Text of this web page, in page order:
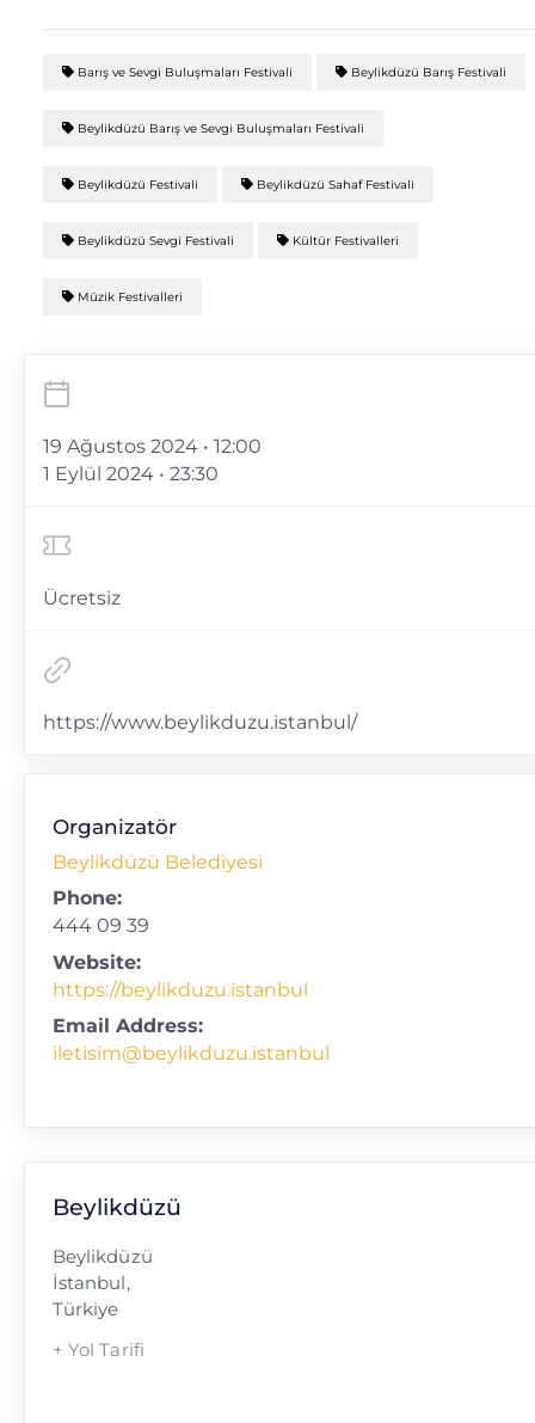
Barış ve Sevgi Buluşmaları Festivali Beylikdüzü Barış Festivali
Beylikdüzü Barış ve Sevgi Buluşmaları Festivali
Beylikdüzü Festivali Beylikdüzü Sahaf Festivali
Beylikdüzü Sevgi Festivali Kültür Festivalleri
Müzik Festivalleri
19 Ağustos 2024 • 12:00
1 Eylül 2024 • 23:30
Ücretsiz
https://www.beylikduzu.istanbul/
Organizatör
Beylikdüzü Belediyesi
Phone:
444 09 39
Website:
https://beylikduzu.istanbul
Email Address:
iletisim@beylikduzu.istanbul
Beylikdüzü
Beylikdüzü
İstanbul,
Türkiye
+ Yol Tarifi